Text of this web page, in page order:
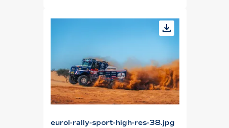
eurol-rally-sport-high-res-38.jpg